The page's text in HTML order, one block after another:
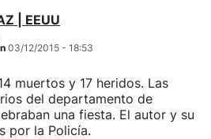
| EEUU
03/12/2015 - 18:53
muertos y 17 heridos. Las
del departamento de
una fiesta. El autor y su
por la Policía.